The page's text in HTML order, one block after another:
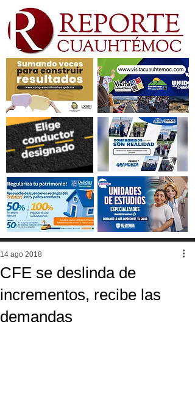
CFE se deslinda de
incrementos, recibe las
demandas
14 ago 2018